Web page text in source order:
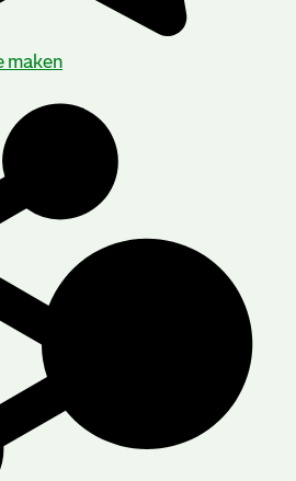
Politiek
Kralingen
maken